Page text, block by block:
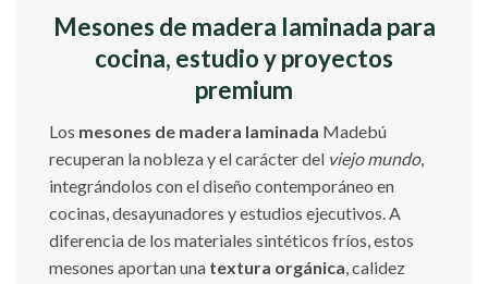
Mesones de madera laminada para
cocina, estudio y proyectos
premium
Los mesones de madera laminada Madebú
recuperan la nobleza y el carácter del viejo mundo,
integrándolos con el diseño contemporáneo en
cocinas, desayunadores y estudios ejecutivos. A
diferencia de los materiales sintéticos fríos, estos
mesones aportan una textura orgánica, calidez